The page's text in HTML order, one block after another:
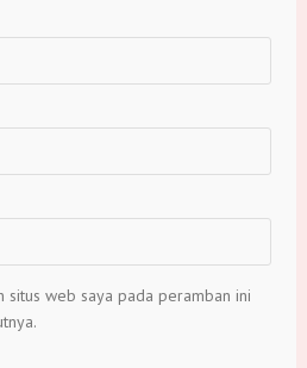
situs web saya pada peramban ini